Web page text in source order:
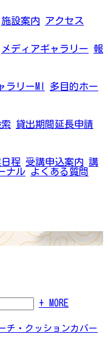
施設案内 アクセス
メディアギャラリー 報
ラリーMI
多目的ホー
貸出期間延長申請
程 受講申込案内 講
ナル よくある質問
+ MORE
チ・クッションカバー